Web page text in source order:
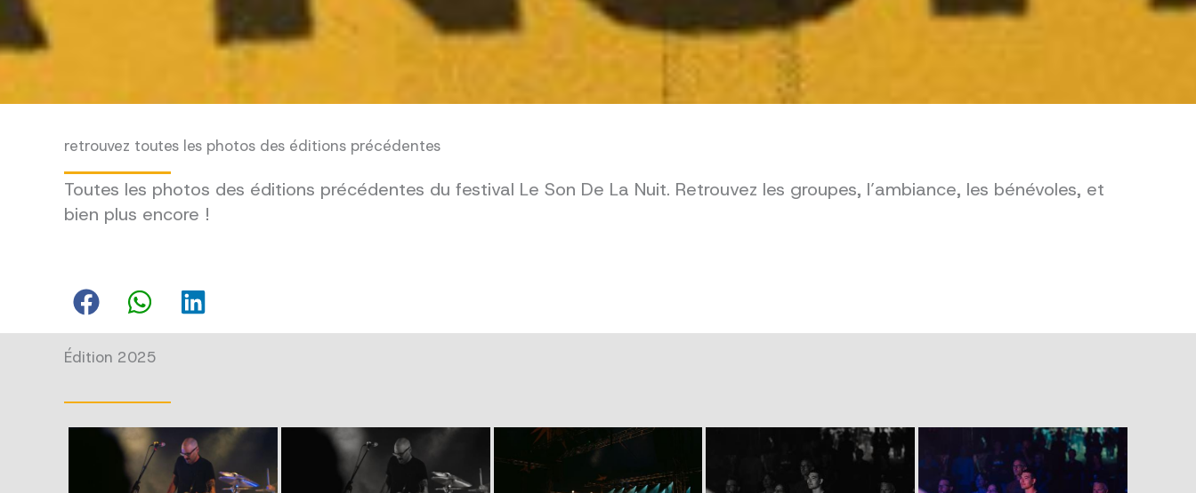
retrouvez toutes les photos des éditions précédentes
Toutes les photos des éditions précédentes du festival Le Son De La Nuit. Retrouvez les groupes, l’ambiance, les bénévoles, et
bien plus encore !
Édition 2025